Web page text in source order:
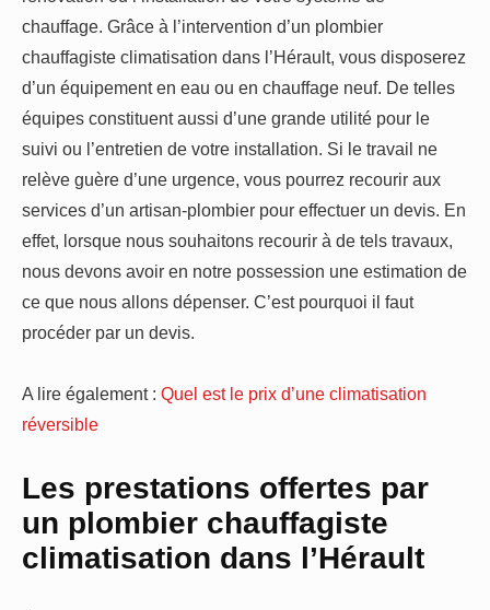
chauffage. Grâce à l’intervention d’un plombier
chauffagiste climatisation dans l’Hérault, vous disposerez
d’un équipement en eau ou en chauffage neuf. De telles
équipes constituent aussi d’une grande utilité pour le
suivi ou l’entretien de votre installation. Si le travail ne
relève guère d’une urgence, vous pourrez recourir aux
services d’un artisan-plombier pour effectuer un devis. En
effet, lorsque nous souhaitons recourir à de tels travaux,
nous devons avoir en notre possession une estimation de
ce que nous allons dépenser. C’est pourquoi il faut
procéder par un devis.
A lire également : Quel est le prix d’une climatisation
réversible
Les prestations offertes par
un plombier chauffagiste
climatisation dans l’Hérault